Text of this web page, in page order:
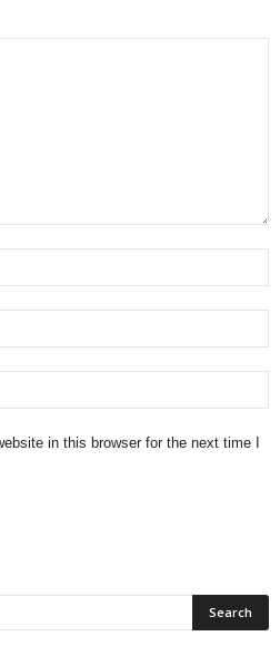
in this browser for the next time I